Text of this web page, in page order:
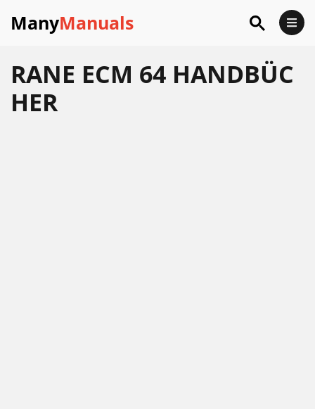
ManyManuals
RANE ECM 64 HANDBÜC
HER